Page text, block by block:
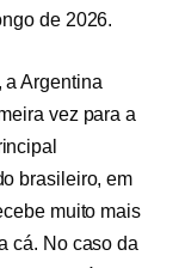
de 2026.
a Argentina
vez para a
brasileiro, em
muito mais
cá. No caso da